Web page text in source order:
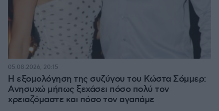
Η εξομολόγηση της συζύγου του Κώστα Σόμμερ:
Ανησυχώ μήπως ξεχάσει πόσο πολύ τον
χρειαζόμαστε και πόσο τον αγαπάμε
05.08.2026, 20:15